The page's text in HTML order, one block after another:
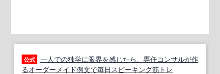
公式 一人での独学に限界を感じたら、専任コンサルが作
るオーダーメイド例文で毎日スピーキング筋トレ